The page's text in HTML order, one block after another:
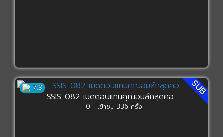
7.9 SUB
SSIS-082 เมดตอบแทนคุณอมลึกสุดคอ..
[ 0 ] เข้าชม 336 ครั้ง